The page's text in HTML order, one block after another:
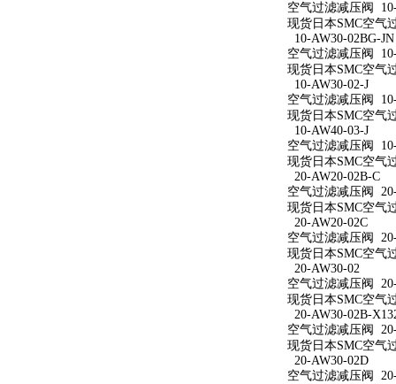
空气过滤减压阀
现货日本SMC空气
10-AW30-02BG-JN
空气过滤减压阀
现货日本SMC空气
10-AW30-02-J
空气过滤减压阀
现货日本SMC空气
10-AW40-03-J
空气过滤减压阀
现货日本SMC空气
20-AW20-02B-C
空气过滤减压阀
现货日本SMC空气
20-AW20-02C
空气过滤减压阀
现货日本SMC空气
20-AW30-02
空气过滤减压阀
现货日本SMC空气
20-AW30-02B-
空气过滤减压阀
现货日本SMC空气
20-AW30-02D
空气过滤减压阀